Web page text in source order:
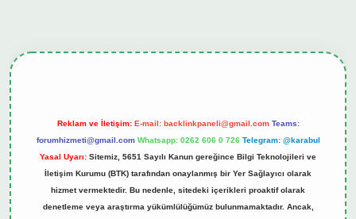
Reklam ve İletişim: E-mail: backlinkpaneli@gmail.com Teams:
forumhizmeti@gmail.com Whatsapp: 0262 606 0 726 Telegram: @karabul
Yasal Uyarı: Sitemiz, 5651 Sayılı Kanun gereğince Bilgi Teknolojileri ve
İletişim Kurumu (BTK) tarafından onaylanmış bir Yer Sağlayıcı olarak
hizmet vermektedir. Bu nedenle, sitedeki içerikleri proaktif olarak
denetleme veya araştırma yükümlülüğümüz bulunmamaktadır. Ancak,